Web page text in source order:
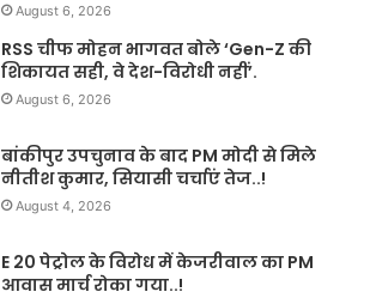
August 6, 2026
RSS चीफ मोहन भागवत बोले ‘Gen-Z की
शिकायत सही, वे देश-विरोधी नहीं’.
August 6, 2026
बांकीपुर उपचुनाव के बाद PM मोदी से मिले
नीतीश कुमार, सियासी चर्चाएं तेज..!
August 4, 2026
E 20 पेट्रोल के विरोध में केजरीवाल का PM
आवास मार्च रोका गया..!